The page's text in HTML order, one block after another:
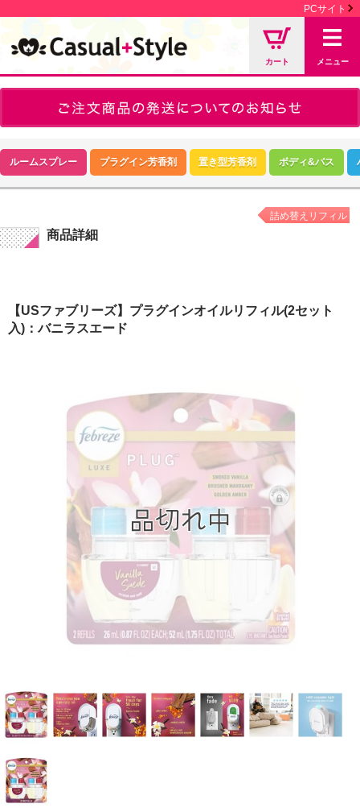
PCサイト
カート メニュー
ルームスプレー プラグイン芳香剤 置き型芳香剤 ボディ&バス
商品詳細
詰め替えリフィル
【USファブリーズ】プラグインオイルリフィル(2セット
入)：バニラスエード